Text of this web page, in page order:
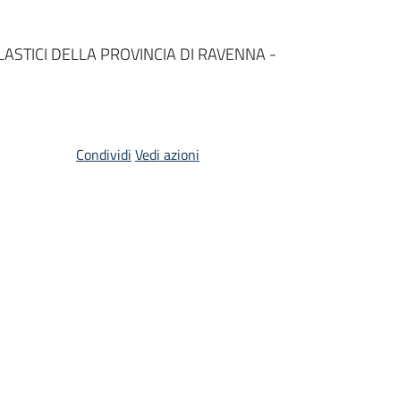
DELLA PROVINCIA DI RAVENNA -
Condividi Vedi azioni